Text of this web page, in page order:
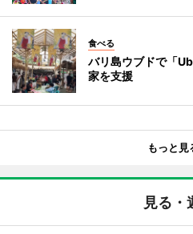
食べる
バリ島ウブドで「
家を支援
もっと見
見る・